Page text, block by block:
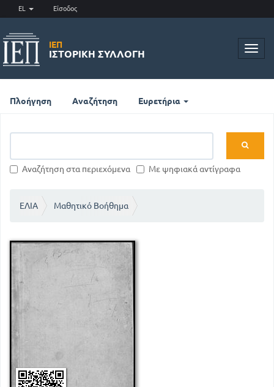
EL Είσοδος
ΙΕΠ
ΙΣΤΟΡΙΚΉ ΣΥΛΛΟΓΉ
Πλοήγηση Αναζήτηση Ευρετήρια
Αναζήτηση στα περιεχόμενα Με ψηφιακά αντίγραφα
ΕΛΙΑ Μαθητικό Βοήθημα